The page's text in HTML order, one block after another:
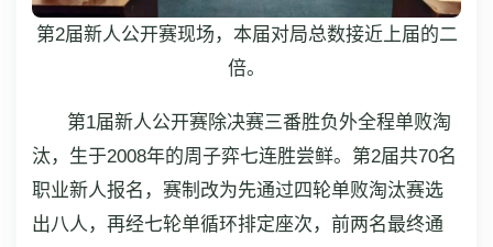
第2届新人公开赛现场，本届对局总数接近上届的二
倍。
第1届新人公开赛除决赛三番胜负外全程单败淘
汰，生于2008年的周子弈七连胜尝鲜。第2届共70名
职业新人报名，赛制改为先通过四轮单败淘汰赛选
出八人，再经七轮单循环排定座次，前两名最终通